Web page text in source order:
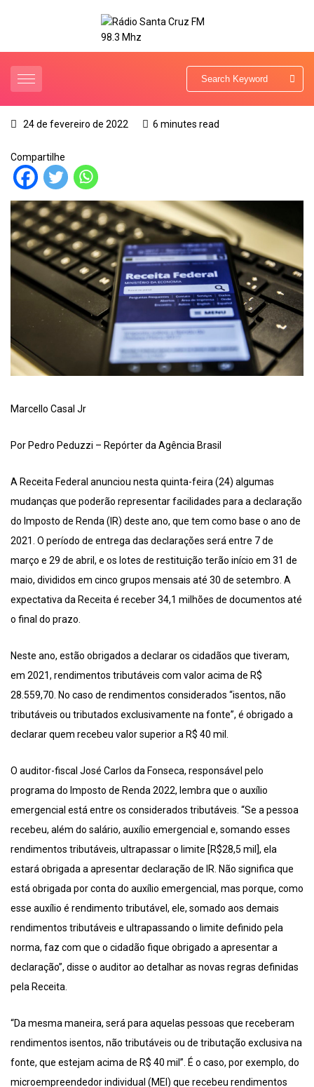
24 de fevereiro de 2022 6 minutes read
Compartilhe
Marcello Casal Jr
Por Pedro Peduzzi – Repórter da Agência Brasil
A Receita Federal anunciou nesta quinta-feira (24) algumas
mudanças que poderão representar facilidades para a declaração
do Imposto de Renda (IR) deste ano, que tem como base o ano de
2021. O período de entrega das declarações será entre 7 de
março e 29 de abril, e os lotes de restituição terão início em 31 de
maio, divididos em cinco grupos mensais até 30 de setembro. A
expectativa da Receita é receber 34,1 milhões de documentos até
o final do prazo.
Neste ano, estão obrigados a declarar os cidadãos que tiveram,
em 2021, rendimentos tributáveis com valor acima de R$
28.559,70. No caso de rendimentos considerados “isentos, não
tributáveis ou tributados exclusivamente na fonte”, é obrigado a
declarar quem recebeu valor superior a R$ 40 mil.
O auditor-fiscal José Carlos da Fonseca, responsável pelo
programa do Imposto de Renda 2022, lembra que o auxílio
emergencial está entre os considerados tributáveis. “Se a pessoa
recebeu, além do salário, auxílio emergencial e, somando esses
rendimentos tributáveis, ultrapassar o limite [R$28,5 mil], ela
estará obrigada a apresentar declaração de IR. Não significa que
está obrigada por conta do auxílio emergencial, mas porque, como
esse auxílio é rendimento tributável, ele, somado aos demais
rendimentos tributáveis e ultrapassando o limite definido pela
norma, faz com que o cidadão fique obrigado a apresentar a
declaração”, disse o auditor ao detalhar as novas regras definidas
pela Receita.
“Da mesma maneira, será para aquelas pessoas que receberam
rendimentos isentos, não tributáveis ou de tributação exclusiva na
fonte, que estejam acima de R$ 40 mil”. É o caso, por exemplo, do
microempreendedor individual (MEI) que recebeu rendimentos